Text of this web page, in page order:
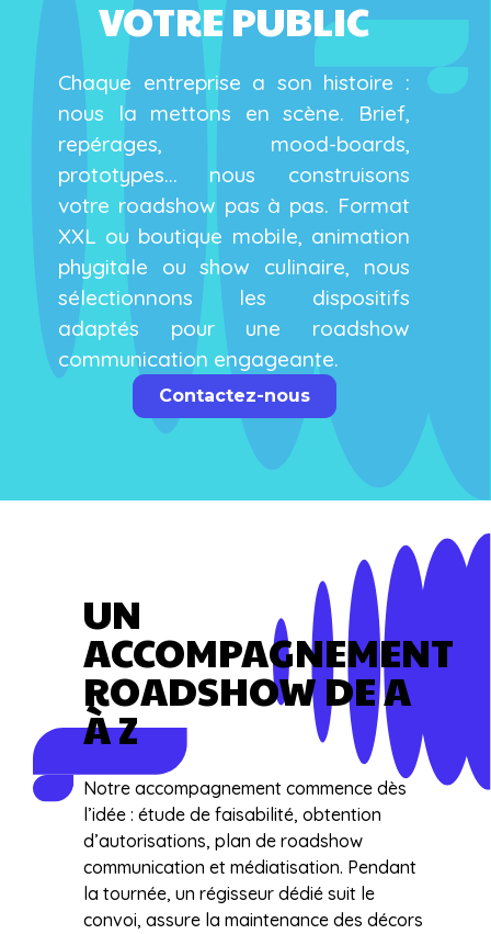
VOTRE PUBLIC
Chaque entreprise a son histoire :
nous la mettons en scène. Brief,
repérages, mood-boards,
prototypes… nous construisons
votre roadshow pas à pas. Format
XXL ou boutique mobile, animation
phygitale ou show culinaire, nous
sélectionnons les dispositifs
adaptés pour une roadshow
communication engageante.
Contactez-nous
UN
ACCOMPAGNEMENT
ROADSHOW DE A
À Z
Notre accompagnement commence dès
l’idée : étude de faisabilité, obtention
d’autorisations, plan de roadshow
communication et médiatisation. Pendant
la tournée, un régisseur dédié suit le
convoi, assure la maintenance des décors